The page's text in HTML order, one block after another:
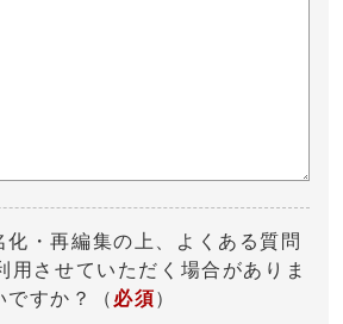
化・再編集の上、よくある質問
用させていただく場合がありま
すか？
（ 必須）